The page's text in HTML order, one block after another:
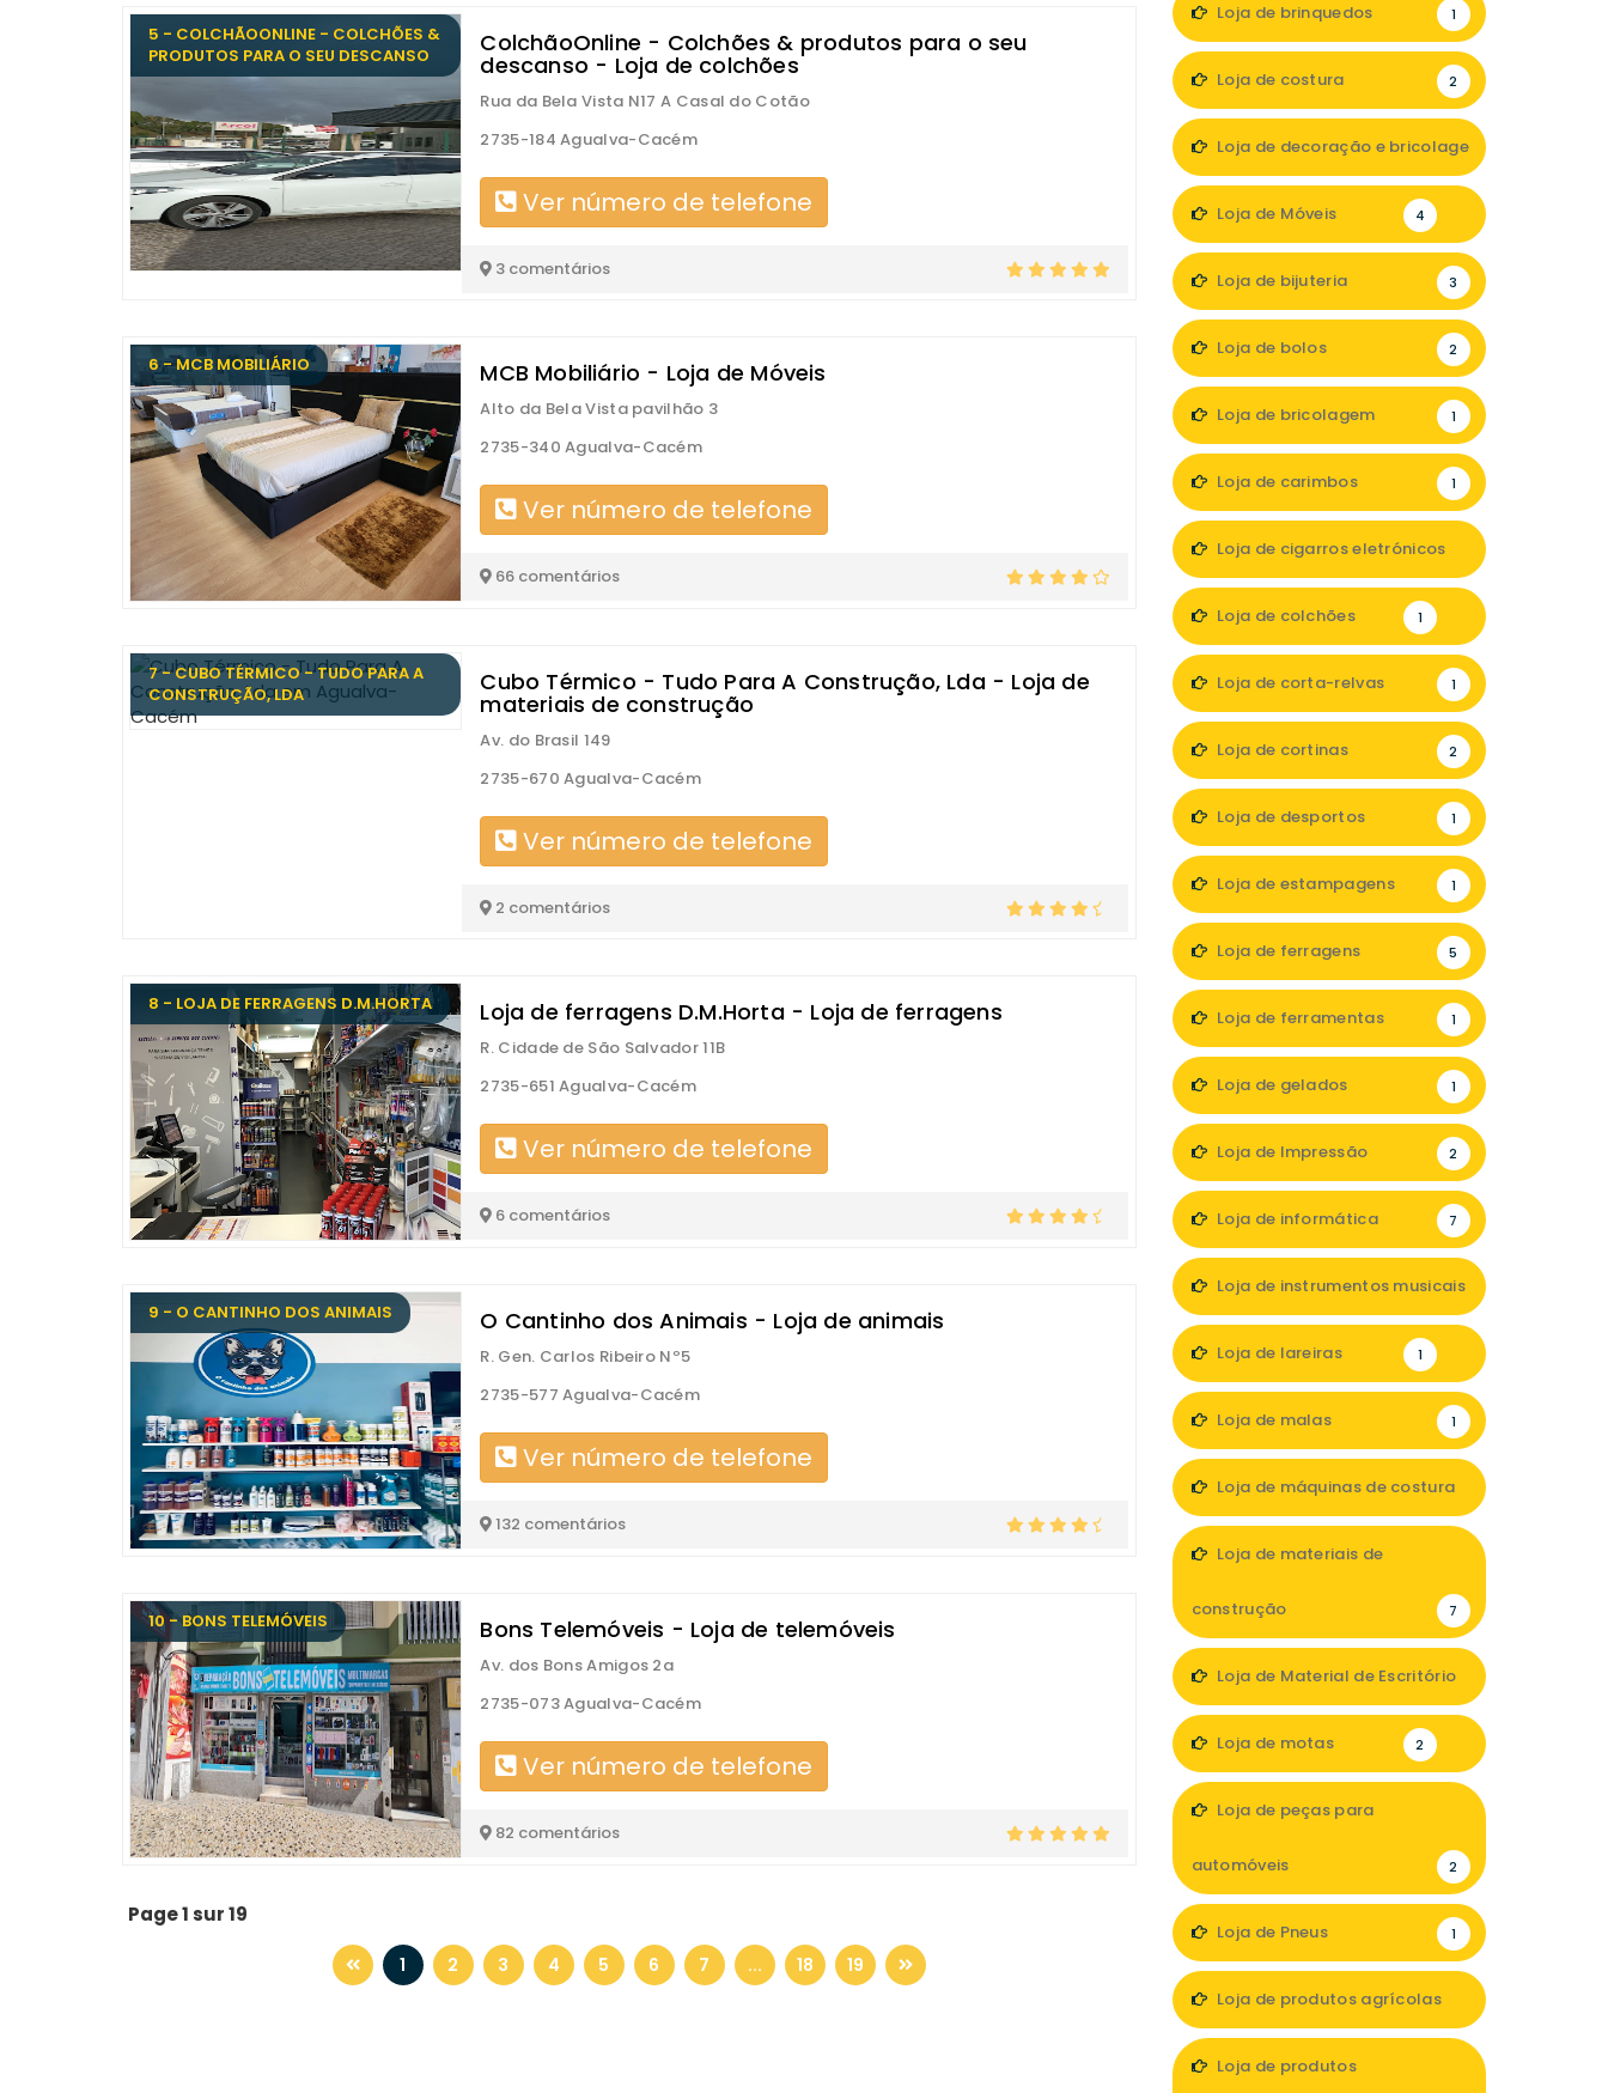
5 - COLCHÃOONLINE - COLCHÕES &
PRODUTOS PARA O SEU DESCANSO
ColchãoOnline - Colchões & produtos para o seu
descanso - Loja de colchões
Rua da Bela Vista N17 A Casal do Cotão
2735-184 Agualva-Cacém
Ver número de telefone
3 comentários
6 - MCB MOBILIÁRIO MCB Mobiliário - Loja de Móveis
Alto da Bela Vista pavilhão 3
2735-340 Agualva-Cacém
Ver número de telefone
66 comentários
7 - CUBO TÉRMICO - TUDO PARA A
CONSTRUÇÃO, LDA
Cubo Térmico - Tudo Para A Construção, Lda - Loja de
materiais de construção
Av. do Brasil 149
2735-670 Agualva-Cacém
Ver número de telefone
2 comentários
8 - LOJA DE FERRAGENS D.M.HORTA Loja de ferragens D.M.Horta - Loja de ferragens
R. Cidade de São Salvador 11B
2735-651 Agualva-Cacém
Ver número de telefone
6 comentários
9 - O CANTINHO DOS ANIMAIS O Cantinho dos Animais - Loja de animais
R. Gen. Carlos Ribeiro Nº5
2735-577 Agualva-Cacém
Ver número de telefone
132 comentários
10 - BONS TELEMÓVEIS Bons Telemóveis - Loja de telemóveis
Av. dos Bons Amigos 2a
2735-073 Agualva-Cacém
Ver número de telefone
82 comentários
Page 1 sur 19
1 2 3 4 5 6 7 ... 18 19
Loja de brinquedos 1
Loja de costura 2
Loja de decoração e bricolage
Loja de Móveis 4
Loja de bijuteria 3
Loja de bolos 2
Loja de bricolagem 1
Loja de carimbos 1
Loja de cigarros eletrónicos
Loja de colchões 1
Loja de corta-relvas 1
Loja de cortinas 2
Loja de desportos 1
Loja de estampagens 1
Loja de ferragens 5
Loja de ferramentas 1
Loja de gelados 1
Loja de Impressão 2
Loja de informática 7
Loja de instrumentos musicais
Loja de lareiras 1
Loja de malas 1
Loja de máquinas de costura
Loja de materiais de
construção 7
Loja de Material de Escritório
Loja de motas 2
Loja de peças para
automóveis 2
Loja de Pneus 1
Loja de produtos agrícolas
Loja de produtos